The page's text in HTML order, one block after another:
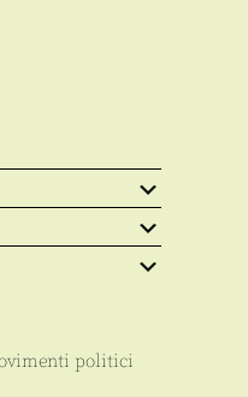
politici